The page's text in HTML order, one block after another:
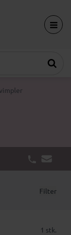
Filter
1 stk.